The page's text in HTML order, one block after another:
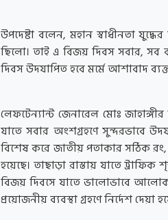
উপদেষ্টা বলেন, মহান স্বাধীনতা
ছিলো। তাই এ বিজয় দিবস সবার, সব
দিবস উদযাপিত হবে মর্মে আশাবাদ
লেফটেন্যান্ট জেনারেল মোঃ
যাতে সবার অংশগ্রহণে সুন্দরভাবে
বিশেষ করে জাতীয় পতাকার সঠিক রং,
হয়েছে। তাছাড়া রাস্তায় যাতে
বিজয় দিবসে যাতে ভালোভাবে
প্রয়োজনীয় ব্যবস্থা গ্রহণে নির্দেশ দেয়া